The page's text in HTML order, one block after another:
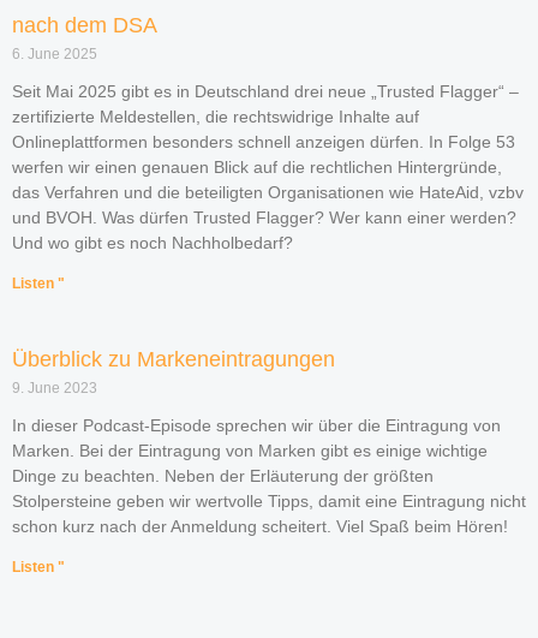
nach dem DSA
6. June 2025
Seit Mai 2025 gibt es in Deutschland drei neue „Trusted Flagger“ –
zertifizierte Meldestellen, die rechtswidrige Inhalte auf
Onlineplattformen besonders schnell anzeigen dürfen. In Folge 53
werfen wir einen genauen Blick auf die rechtlichen Hintergründe,
das Verfahren und die beteiligten Organisationen wie HateAid, vzbv
und BVOH. Was dürfen Trusted Flagger? Wer kann einer werden?
Und wo gibt es noch Nachholbedarf?
Listen "
Überblick zu Markeneintragungen
9. June 2023
In dieser Podcast-Episode sprechen wir über die Eintragung von
Marken. Bei der Eintragung von Marken gibt es einige wichtige
Dinge zu beachten. Neben der Erläuterung der größten
Stolpersteine geben wir wertvolle Tipps, damit eine Eintragung nicht
schon kurz nach der Anmeldung scheitert. Viel Spaß beim Hören!
Listen "